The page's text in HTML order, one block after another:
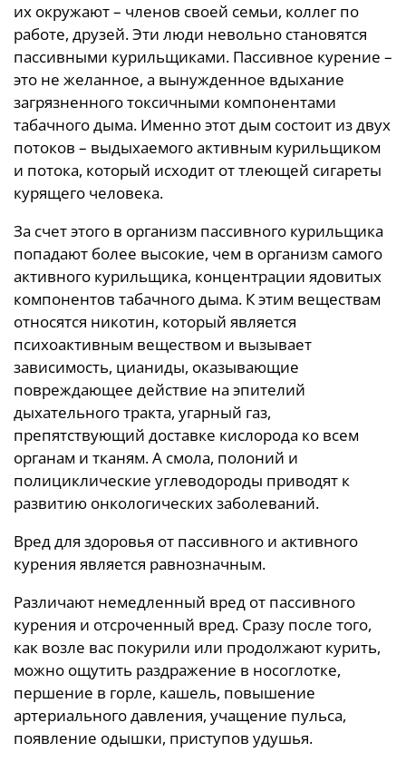
их окружают – членов своей семьи, коллег по
работе, друзей. Эти люди невольно становятся
пассивными курильщиками. Пассивное курение –
это не желанное, а вынужденное вдыхание
загрязненного токсичными компонентами
табачного дыма. Именно этот дым состоит из двух
потоков – выдыхаемого активным курильщиком
и потока, который исходит от тлеющей сигареты
курящего человека.
За счет этого в организм пассивного курильщика
попадают более высокие, чем в организм самого
активного курильщика, концентрации ядовитых
компонентов табачного дыма. К этим веществам
относятся никотин, который является
психоактивным веществом и вызывает
зависимость, цианиды, оказывающие
повреждающее действие на эпителий
дыхательного тракта, угарный газ,
препятствующий доставке кислорода ко всем
органам и тканям. А смола, полоний и
полициклические углеводороды приводят к
развитию онкологических заболеваний.
Вред для здоровья от пассивного и активного
курения является равнозначным.
Различают немедленный вред от пассивного
курения и отсроченный вред. Сразу после того,
как возле вас покурили или продолжают курить,
можно ощутить раздражение в носоглотке,
першение в горле, кашель, повышение
артериального давления, учащение пульса,
появление одышки, приступов удушья.